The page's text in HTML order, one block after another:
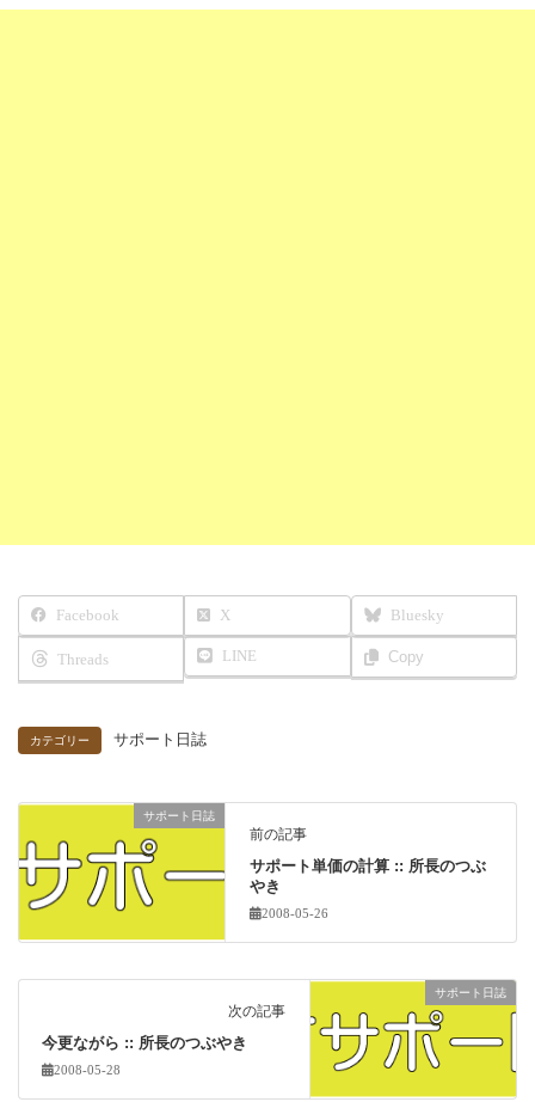
Facebook X Bluesky
Threads LINE Copy
カテゴリー サポート日誌
サポート日誌
前の記事
サポート単価の計算 :: 所長のつぶ
やき
2008-05-26
サポート日誌
次の記事
今更ながら :: 所長のつぶやき
2008-05-28